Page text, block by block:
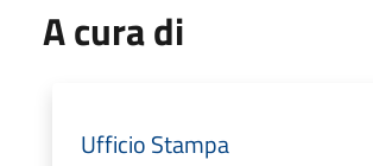
A cura di
Ufficio Stampa